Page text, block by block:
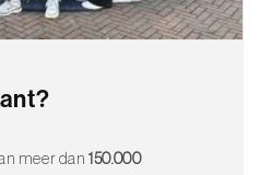
meer dan150.000